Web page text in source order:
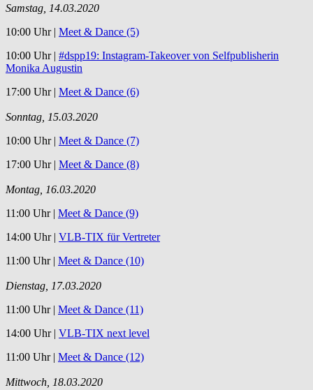
Samstag, 14.03.2020
10:00 Uhr | Meet & Dance (5)
10:00 Uhr | #dspp19: Instagram-Takeover von Selfpublisherin
Monika Augustin
17:00 Uhr | Meet & Dance (6)
Sonntag, 15.03.2020
10:00 Uhr | Meet & Dance (7)
17:00 Uhr | Meet & Dance (8)
Montag, 16.03.2020
11:00 Uhr | Meet & Dance (9)
14:00 Uhr | VLB-TIX für Vertreter
11:00 Uhr | Meet & Dance (10)
Dienstag, 17.03.2020
11:00 Uhr | Meet & Dance (11)
14:00 Uhr | VLB-TIX next level
11:00 Uhr | Meet & Dance (12)
Mittwoch, 18.03.2020